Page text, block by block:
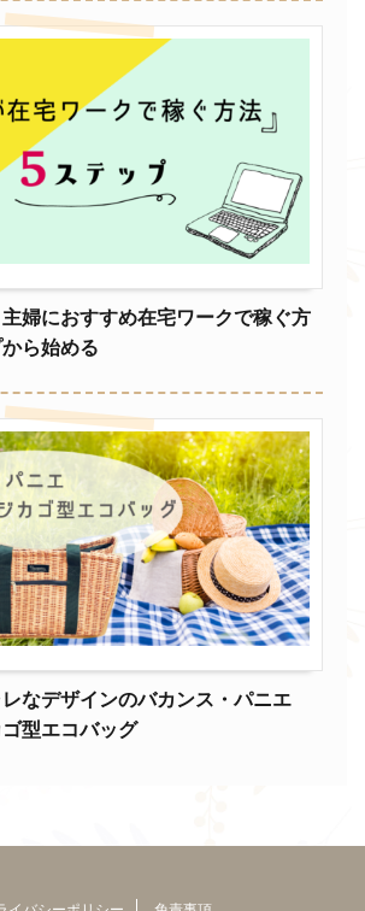
主婦におすすめ在宅ワークで稼ぐ方
ら始める
レなデザインのバカンス・パニエ
型エコバッグ